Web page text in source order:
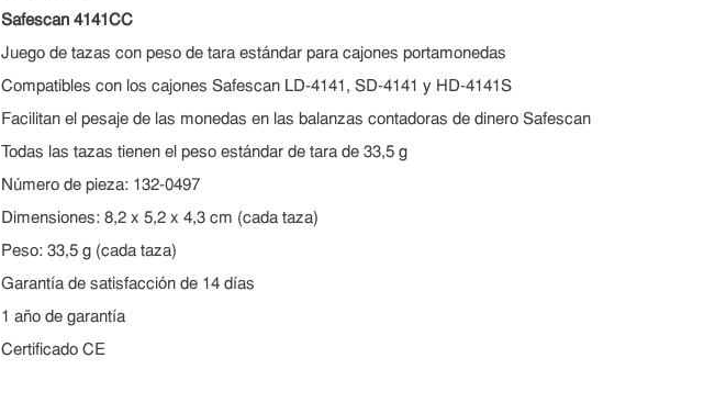
Safescan 4141CC
Juego de tazas con peso de tara estándar para cajones portamonedas
Compatibles con los cajones Safescan LD-4141, SD-4141 y HD-4141S
Facilitan el pesaje de las monedas en las balanzas contadoras de dinero Safescan
Todas las tazas tienen el peso estándar de tara de 33,5 g
Número de pieza: 132-0497
Dimensiones: 8,2 x 5,2 x 4,3 cm (cada taza)
Peso: 33,5 g (cada taza)
Garantía de satisfacción de 14 días
1 año de garantía
Certificado CE